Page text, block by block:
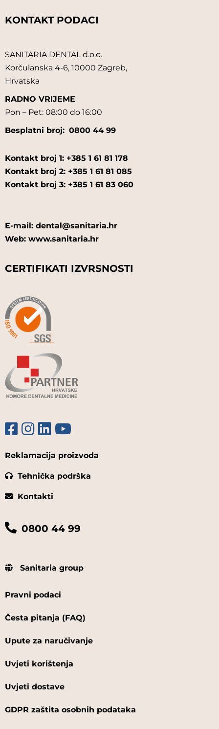
KONTAKT PODACI
SANITARIA DENTAL d.o.o.
Korčulanska 4-6, 10000 Zagreb,
Hrvatska
RADNO VRIJEME
Pon – Pet: 08:00 do 16:00
Besplatni broj: 0800 44 99
Kontakt broj 1: +385 1 61 81 178
Kontakt broj 2: +385 1 61 81 085
Kontakt broj 3: +385 1 61 83 060
E-mail: dental@sanitaria.hr
Web: www.sanitaria.hr
CERTIFIKATI IZVRSNOSTI
Reklamacija proizvoda
Tehnička podrška
Kontakti
0800 44 99
Sanitaria group
Pravni podaci
Česta pitanja (FAQ)
Upute za naručivanje
Uvjeti korištenja
Uvjeti dostave
GDPR zaštita osobnih podataka